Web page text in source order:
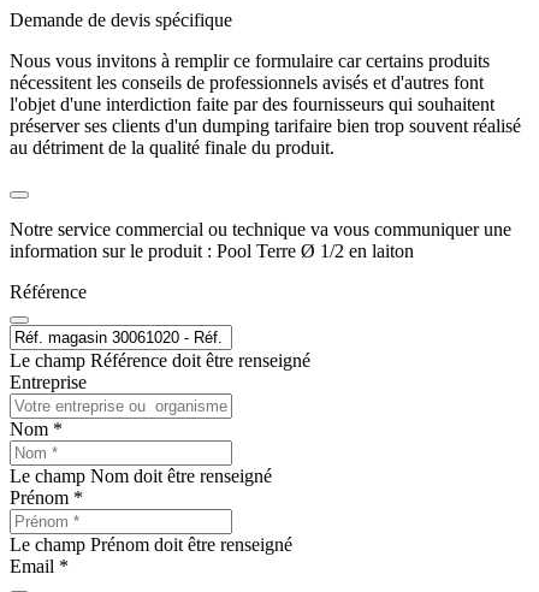
Demande de devis spécifique
Nous vous invitons à remplir ce formulaire car certains produits
nécessitent les conseils de professionnels avisés et d'autres font
l'objet d'une interdiction faite par des fournisseurs qui souhaitent
préserver ses clients d'un dumping tarifaire bien trop souvent réalisé
au détriment de la qualité finale du produit.
Notre service commercial ou technique va vous communiquer une
information sur le produit : Pool Terre Ø 1/2 en laiton
Référence
Le champ Référence doit être renseigné
Entreprise
Nom *
Le champ Nom doit être renseigné
Prénom *
Le champ Prénom doit être renseigné
Email *